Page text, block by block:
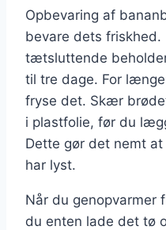
Opbevaring af
bevare dets friskhed.
tætsluttende
til tre dage. For
fryse det. Skær
i plastfolie, før du
Dette gør det nemt
har lyst.
Når du genopvarmer
du enten lade det tø